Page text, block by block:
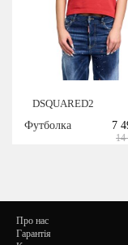
DSQUARED2
Футболка
7
14
Про нас
Гарантія